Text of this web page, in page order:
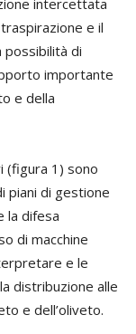
e il
possibilità di
importante
e della
(figura 1) sono
piani di gestione
la difesa
di macchine
e le
distribuzione alle
e dell’oliveto.